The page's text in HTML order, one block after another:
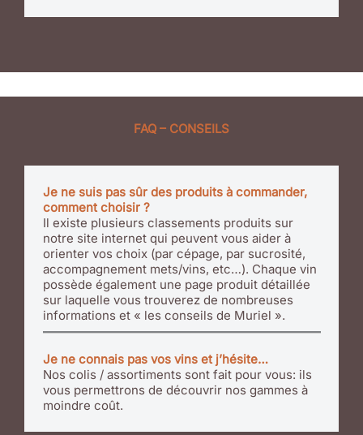
FAQ – CONSEILS
Je ne suis pas sûr des produits à commander,
comment choisir ?
Il existe plusieurs classements produits sur
notre site internet qui peuvent vous aider à
orienter vos choix (par cépage, par sucrosité,
accompagnement mets/vins, etc…). Chaque vin
possède également une page produit détaillée
sur laquelle vous trouverez de nombreuses
informations et « les conseils de Muriel ».
Je ne connais pas vos vins et j’hésite…
Nos colis / assortiments sont fait pour vous: ils
vous permettrons de découvrir nos gammes à
moindre coût.